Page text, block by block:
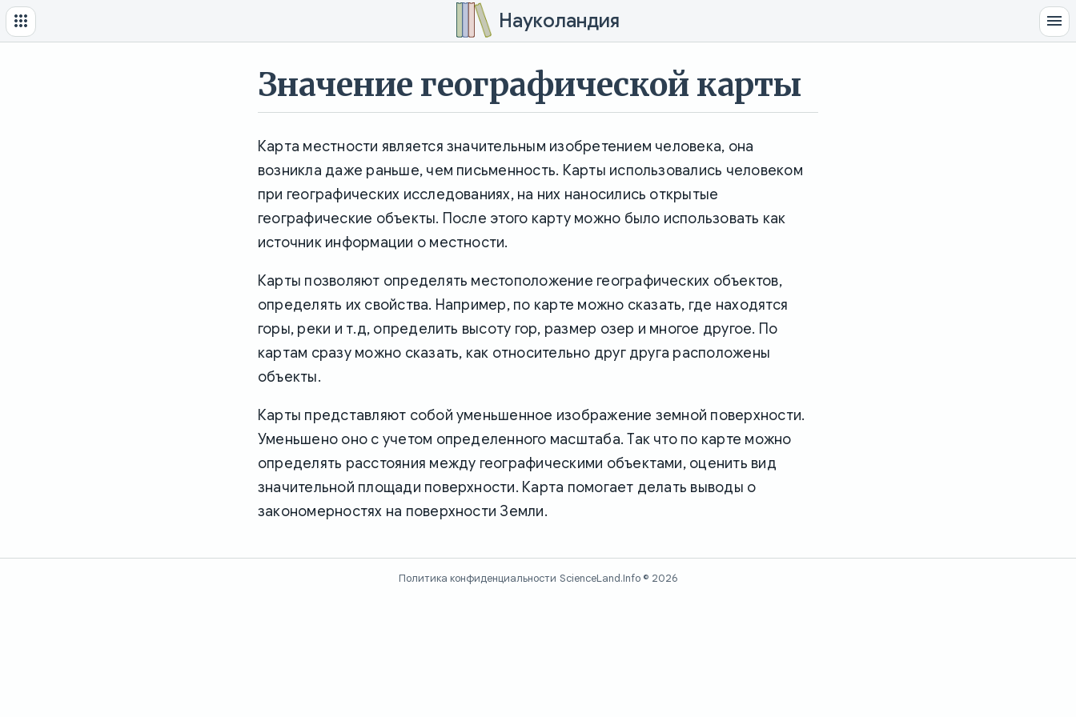
Науколандия
Значение географической карты
Карта местности является значительным изобретением человека, она
возникла даже раньше, чем письменность. Карты использовались человеком
при географических исследованиях, на них наносились открытые
географические объекты. После этого карту можно было использовать как
источник информации о местности.
Карты позволяют определять местоположение географических объектов,
определять их свойства. Например, по карте можно сказать, где находятся
горы, реки и т.д, определить высоту гор, размер озер и многое другое. По
картам сразу можно сказать, как относительно друг друга расположены
объекты.
Карты представляют собой уменьшенное изображение земной поверхности.
Уменьшено оно с учетом определенного масштаба. Так что по карте можно
определять расстояния между географическими объектами, оценить вид
значительной площади поверхности. Карта помогает делать выводы о
закономерностях на поверхности Земли.
Политика конфиденциальности ScienceLand.Info © 2026